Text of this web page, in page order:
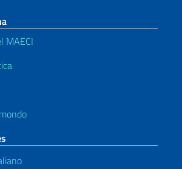
MAECI